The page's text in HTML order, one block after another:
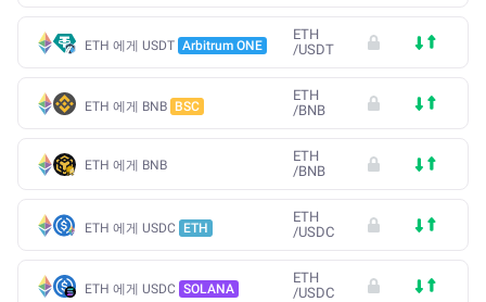
ETH 에게 USDT Arbitrum ONE
ETH
/USDT
ETH 에게 BNB BSC
ETH
/BNB
ETH 에게 BNB
ETH
/BNB
ETH 에게 USDC ETH
ETH
/USDC
ETH 에게 USDC SOLANA
ETH
/USDC